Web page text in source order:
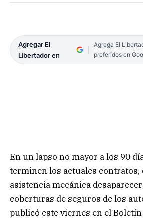
Agregar El
Libertador en
Agrega El
preferidos en
En un lapso no mayor a los 90
terminen los actuales contratos,
asistencia mecánica
coberturas de seguros de los
publicó este viernes en el